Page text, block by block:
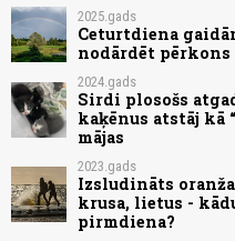
2025.gads
Ceturtdiena
nodārdēt pērkons
2024.gads
Sirdi plosošs
kaķēnus atstāj kā
mājas
2023.gads
Izsludināts
krusa, lietus -
pirmdiena?